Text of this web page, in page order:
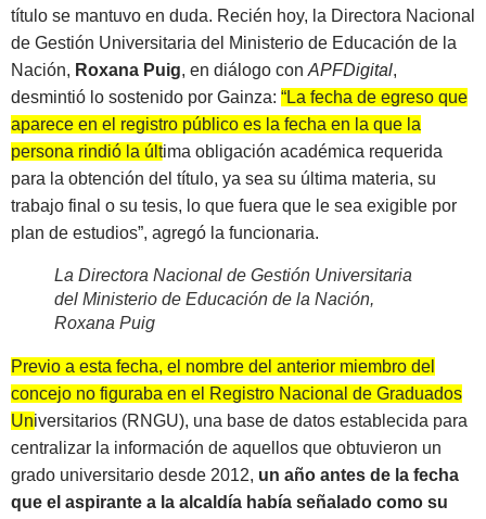
título se mantuvo en duda. Recién hoy, la Directora Nacional
de Gestión Universitaria del Ministerio de Educación de la
Nación, Roxana Puig, en diálogo con APFDigital,
desmintió lo sostenido por Gainza: “La fecha de egreso que
aparece en el registro público es la fecha en la que la
persona rindió la última obligación académica requerida
para la obtención del título, ya sea su última materia, su
trabajo final o su tesis, lo que fuera que le sea exigible por
plan de estudios”, agregó la funcionaria.
La Directora Nacional de Gestión Universitaria
del Ministerio de Educación de la Nación,
Roxana Puig
Previo a esta fecha, el nombre del anterior miembro del
concejo no figuraba en el Registro Nacional de Graduados
Universitarios (RNGU), una base de datos establecida para
centralizar la información de aquellos que obtuvieron un
grado universitario desde 2012, un año antes de la fecha
que el aspirante a la alcaldía había señalado como su